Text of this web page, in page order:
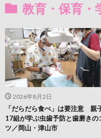
教育・保育・
2026年8月2日
「だらだら食べ」は要注意 親
17組が学ぶ虫歯予防と歯磨きの
ツ／岡山・津山市